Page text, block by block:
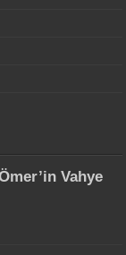
Vahye